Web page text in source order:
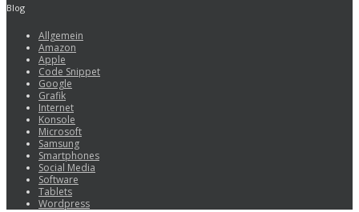
Blog
Allgemein
Amazon
Apple
Code Snippet
Google
Grafik
Internet
Konsole
Microsoft
Samsung
Smartphones
Social Media
Software
Tablets
Wordpress